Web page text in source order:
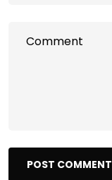
POST COMMENT